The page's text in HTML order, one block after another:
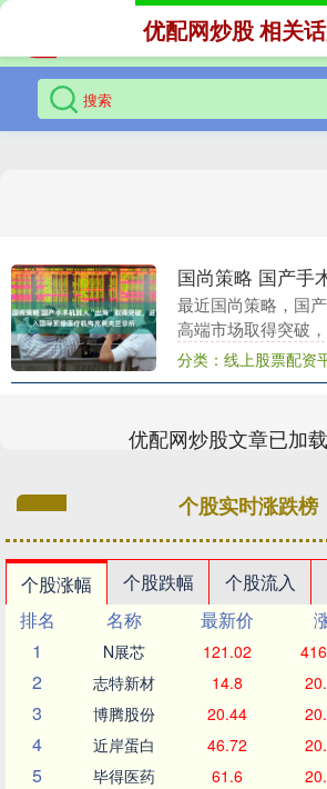
优配网炒股 相关
最近国尚策略，国
高端市场取得突破
集团研发的图迈单
迈多孔腔镜手术机
分类：线上股票配资
优配网炒股文章已加
个股实时涨跌榜
个股涨幅 个股跌幅 个股流入
排名
名称 最新价
1
N展芯 121.02
2 志特新材 14.8
3 博腾股份 20.44
4 近岸蛋白 46.72
5 毕得医药 61.6